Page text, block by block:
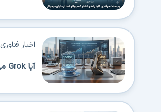
آیا Grok می تواند جای ChatGPT را بگیرد؟
اخبار فناوری